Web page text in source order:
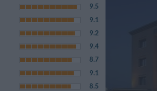
9.5
9.1
9.2
9.4
8.7
9.1
8.5